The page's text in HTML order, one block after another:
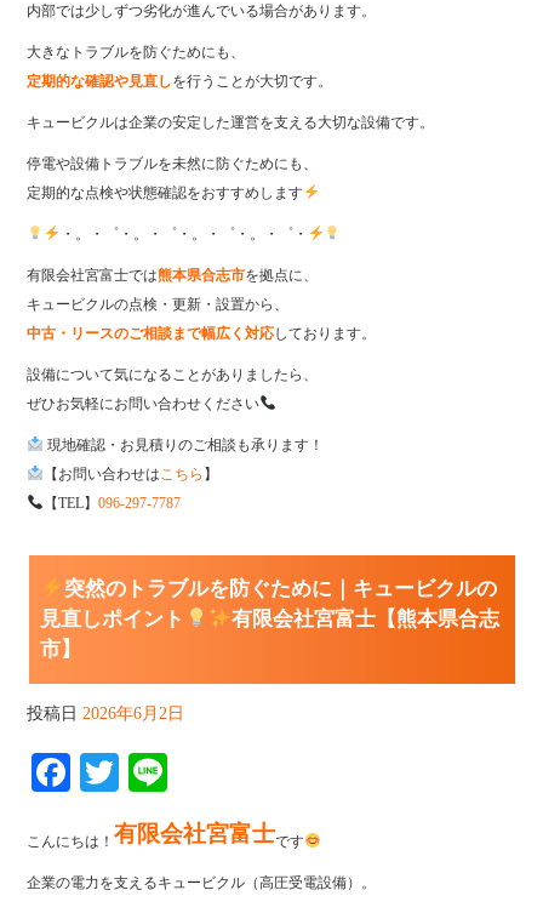
内部では少しずつ劣化が進んでいる場合があります。
大きなトラブルを防ぐためにも、
定期的な確認や見直しを行うことが大切です。
キュービクルは企業の安定した運営を支える大切な設備です。
停電や設備トラブルを未然に防ぐためにも、
定期的な点検や状態確認をおすすめします
・。・゜・。・゜・。・゜・。・゜・
有限会社宮富士では熊本県合志市を拠点に、
キュービクルの点検・更新・設置から、
中古・リースのご相談まで幅広く対応しております。
設備について気になることがありましたら、
ぜひお気軽にお問い合わせください
現地確認・お見積りのご相談も承ります！
【お問い合わせは こちら 】
【TEL】096-297-7787
突然のトラブルを防ぐために｜キュービクルの
見直しポイント
有限会社宮富士【熊本県合志
市】
投稿日 2026年6月2日
Fa
bo
ok
T
wi
tte
r
ne
こんにちは！有限会社宮富士です
企業の電力を支えるキュービクル（高圧受電設備）。